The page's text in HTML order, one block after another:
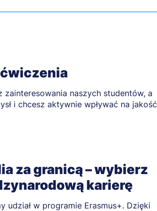
zainteresowania naszych studentów, a
i chcesz aktywnie wpływać na jakość
za granicą – wybierz
karierę
udział w programie Erasmus+. Dzięki